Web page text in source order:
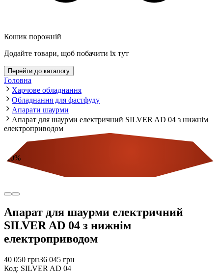
Кошик порожній
Додайте товари, щоб побачити їх тут
Перейти до каталогу
Головна
Харчове обладнання
Обладнання для фастфуду
Апарати шаурми
Апарат для шаурми електричний SILVER AD 04 з нижнім
електроприводом
10%
Апарат для шаурми електричний
SILVER AD 04 з нижнім
електроприводом
40 050 грн36 045 грн
Код: SILVER AD 04